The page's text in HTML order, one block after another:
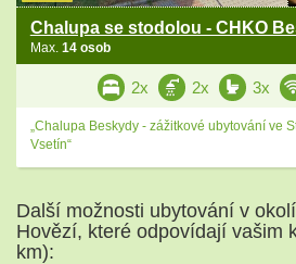
Chalupa se stodolou - CHKO
Max. 14 osob
2x 2x 3x
„Chalupa Beskydy - zážitkové ubytování ve
Vsetín“
Další možnosti ubytování v
Hovězí, které odpovídají vašim
km):